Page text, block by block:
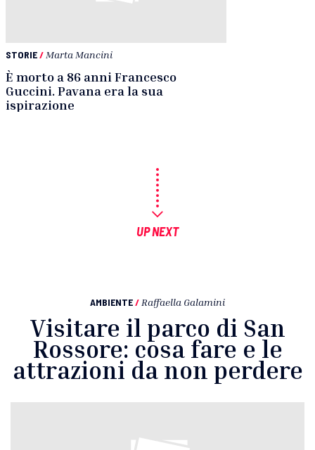
STORIE/ Marta Mancini
È morto a 86 anni Francesco
Guccini. Pavana era la sua
ispirazione
UP NEXT
AMBIENTE/ Raffaella Galamini
Visitare il parco di San
Rossore: cosa fare e le
attrazioni da non perdere